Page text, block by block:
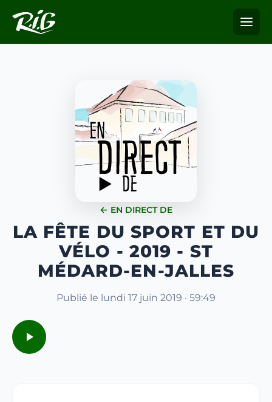
← EN DIRECT DE
LA FÊTE DU SPORT ET DU
VÉLO - 2019 - ST
MÉDARD-EN-JALLES
Publié le lundi 17 juin 2019 · 59:49